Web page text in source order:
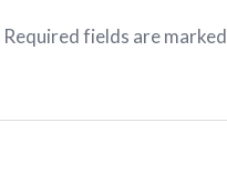
Required fields are marked